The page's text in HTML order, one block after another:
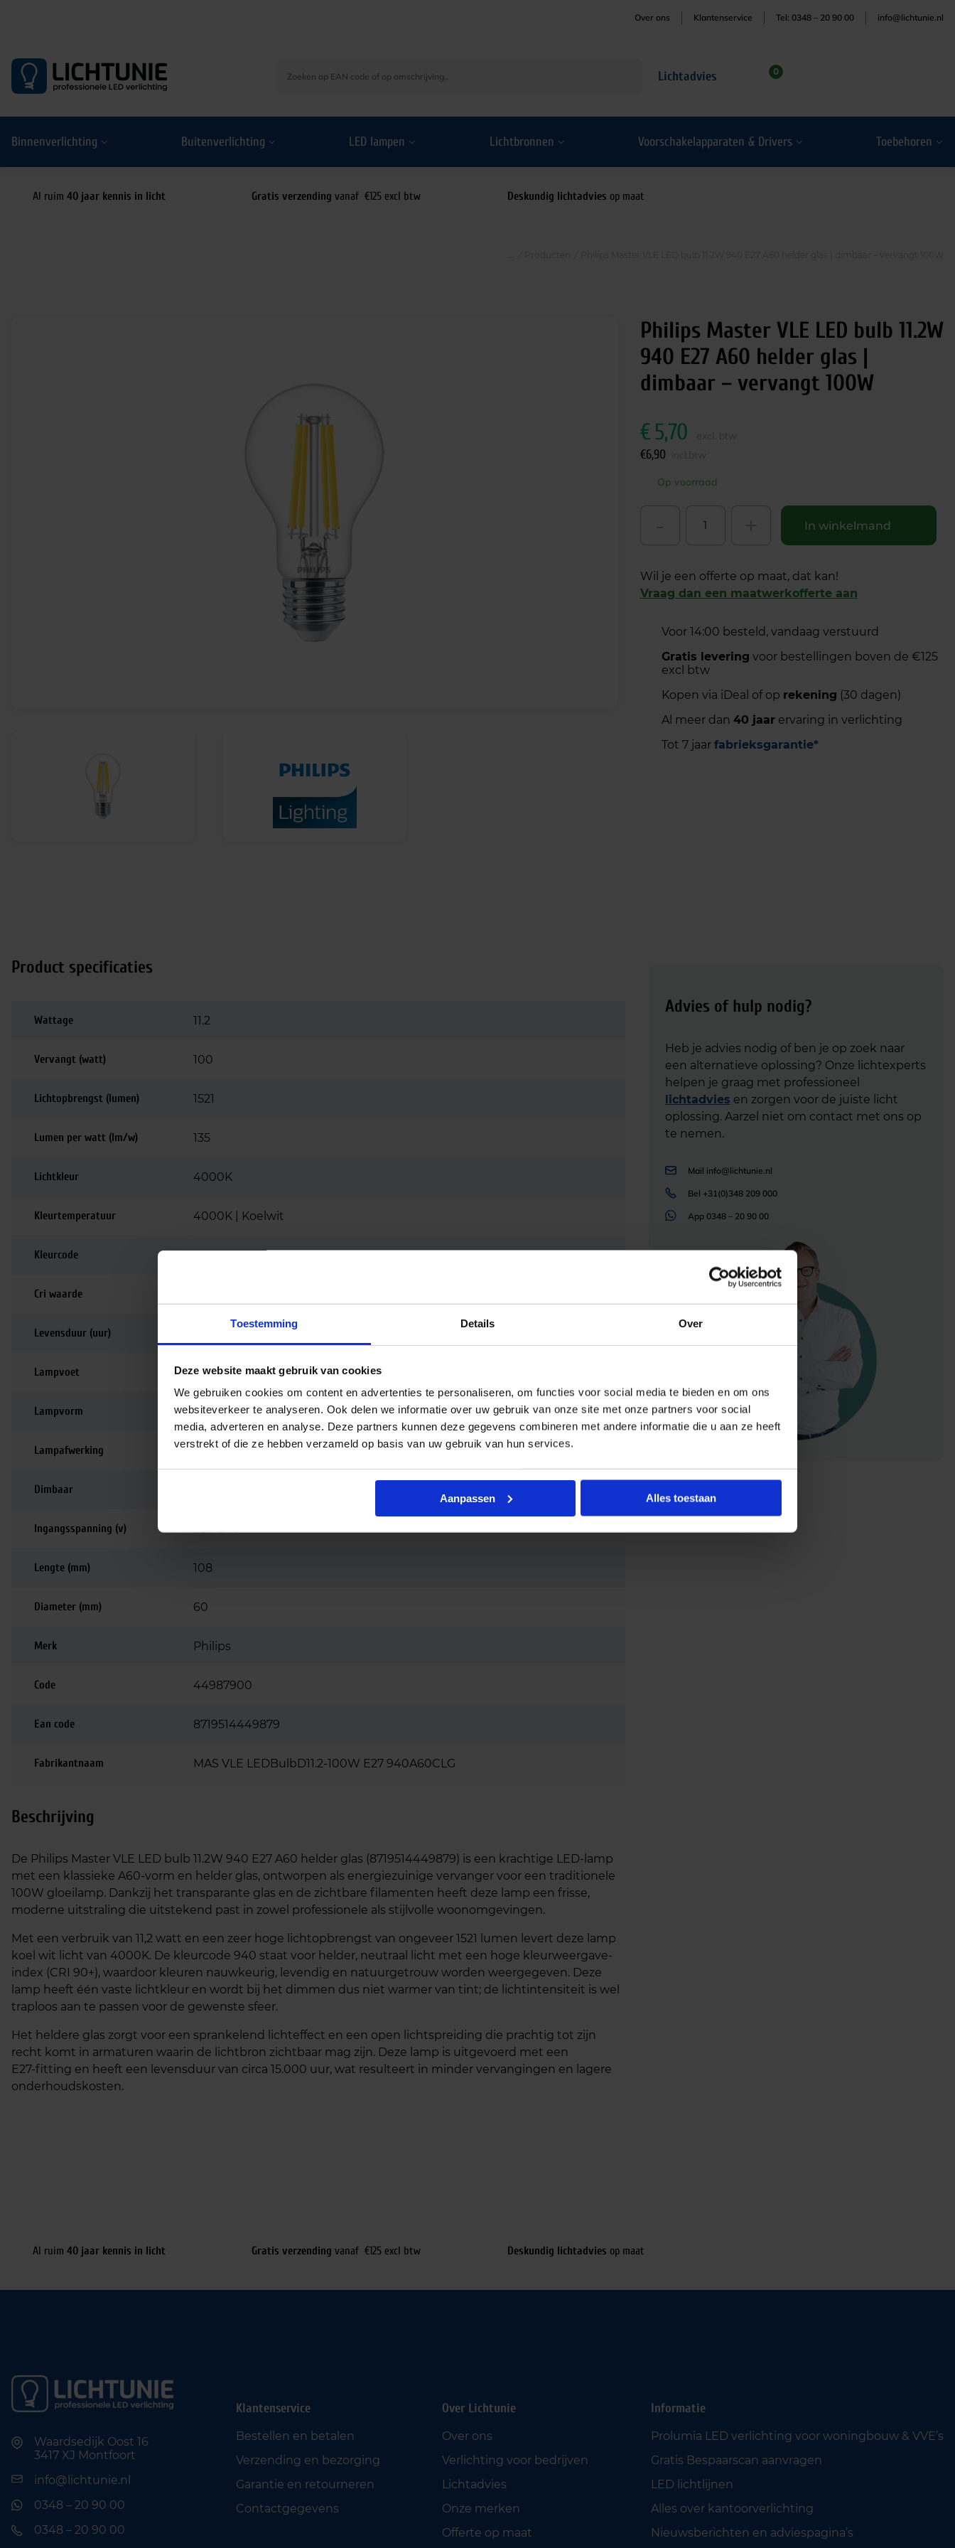
Toestemming Details Over
Deze website maakt gebruik van cookies
We gebruiken cookies om content en advertenties te personaliseren, om functies voor social media te bieden en om ons
websiteverkeer te analyseren. Ook delen we informatie over uw gebruik van onze site met onze partners voor social
media, adverteren en analyse. Deze partners kunnen deze gegevens combineren met andere informatie die u aan ze heeft
verstrekt of die ze hebben verzameld op basis van uw gebruik van hun services.
Aanpassen Alles toestaan
Over ons Klantenservice Tel: 0348 – 20 90 00 info@lichtunie.nl
Lichtadvies 0
Binnenverlichting Buitenverlichting LED lampen Lichtbronnen Voorschakelapparaten & Drivers Toebehoren
Al ruim 40 jaar kennis in licht Gratis verzending vanaf €125 excl btw Deskundig lichtadvies op maat
Philips Master VLE LED bulb 11.2W
940 E27 A60 helder glas |
dimbaar – vervangt 100W
€5,70
€6,90
Op voorraad
In winkelmand
Wil je een offerte op maat, dat kan!
Vraag dan een maatwerkofferte aan
Voor 14:00 besteld, vandaag verstuurd
Gratis levering voor bestellingen boven de €125
excl btw
Kopen via iDeal of op rekening (30 dagen)
Al meer dan 40 jaarervaring in verlichting
Tot 7 jaar fabrieksgarantie*
Product specificaties
Wattage 11.2
Vervangt (watt) 100
Lichtopbrengst (lumen) 1521
Lumen per watt (lm/w) 135
Lichtkleur 4000K
Kleurtemperatuur 4000K | Koelwit
Kleurcode 940
Cri waarde
Levensduur (uur)
Lampvoet E27
Lampvorm Peer
Lampafwerking Helder
Dimbaar
Ingangsspanning (v) 220-240
Lengte (mm) 108
Diameter (mm) 60
Merk Philips
Code 44987900
Ean code 8719514449879
Fabrikantnaam MAS VLE LEDBulbD11.2-100W E27 940A60CLG
Beschrijving
De Philips Master VLE LED bulb 11.2W 940 E27 A60 helder glas (8719514449879) is een krachtige LED‑lamp
met een klassieke A60‑vorm en helder glas, ontworpen als energiezuinige vervanger voor een traditionele
100W gloeilamp. Dankzij het transparante glas en de zichtbare filamenten heeft deze lamp een frisse,
moderne uitstraling die uitstekend past in zowel professionele als stijlvolle woonomgevingen.
Met een verbruik van 11,2 watt en een zeer hoge lichtopbrengst van ongeveer 1521 lumen levert deze lamp
koel wit licht van 4000K. De kleurcode 940 staat voor helder, neutraal licht met een hoge kleurweergave-
index (CRI 90+), waardoor kleuren nauwkeurig, levendig en natuurgetrouw worden weergegeven. Deze
lamp heeft één vaste lichtkleur en wordt bij het dimmen dus niet warmer van tint; de lichtintensiteit is wel
traploos aan te passen voor de gewenste sfeer.
Het heldere glas zorgt voor een sprankelend lichteffect en een open lichtspreiding die prachtig tot zijn
recht komt in armaturen waarin de lichtbron zichtbaar mag zijn. Deze lamp is uitgevoerd met een
E27‑fitting en heeft een levensduur van circa 15.000 uur, wat resulteert in minder vervangingen en lagere
onderhoudskosten.
Advies of hulp nodig?
Heb je advies nodig of ben je op zoek naar
een alternatieve oplossing? Onze lichtexperts
helpen je graag met professioneel
lichtadvies en zorgen voor de juiste licht
oplossing. Aarzel niet om contact met ons op
te nemen.
Mail info@lichtunie.nl
Bel +31(0)348 209 000
App 0348 – 20 90 00
Al ruim 40 jaar kennis in licht Gratis verzending vanaf €125 excl btw Deskundig lichtadvies op maat
Waardsedijk Oost 16
3417 XJ Montfoort
info@lichtunie.nl
0348 – 20 90 00
0348 – 20 90 00
Klantenservice
Bestellen en betalen
Verzending en bezorging
Garantie en retourneren
Contactgegevens
Over Lichtunie
Over ons
Verlichting voor bedrijven
Lichtadvies
Onze merken
Offerte op maat
Informatie
Prolumia LED verlichting voor woningbouw & VVE’s
Gratis Bespaarscan aanvragen
LED lichtlijnen
Alles over kantoorverlichting
Nieuwsberichten en adviespagina’s